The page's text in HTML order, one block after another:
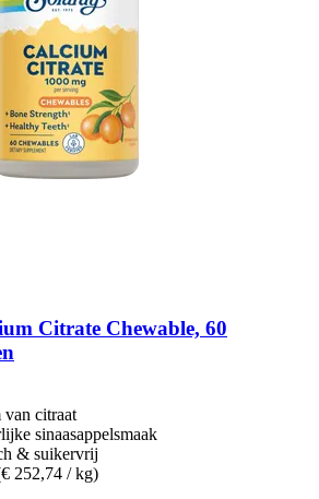
Citrate Chewable, 60
citraat
sinaasappelsmaak
& suikervrij
252,74 / kg)